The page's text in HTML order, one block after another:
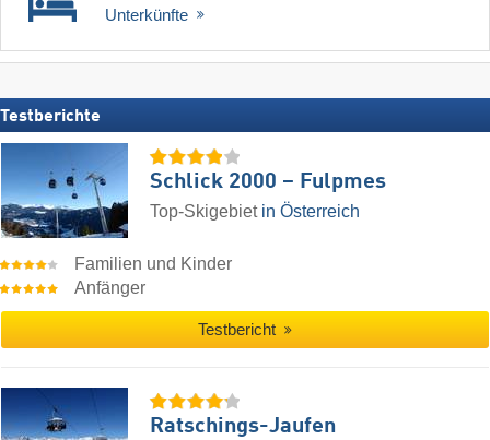
Unterkünfte
Testberichte
Schlick 2000 – Fulpmes
Top-Skigebiet in Österreich
Familien und Kinder
Anfänger
Testbericht
Ratschings-Jaufen